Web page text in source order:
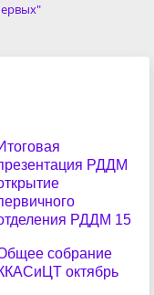
РДДМ
РДДМ 15
собрание
октябрь